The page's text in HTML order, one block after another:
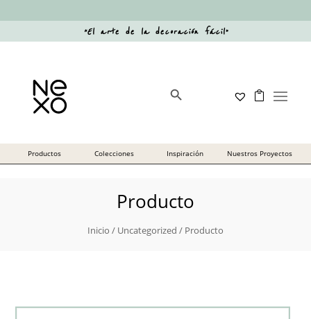
“El arte de la decoración fácil”
Producto
Inicio / Uncategorized / Producto